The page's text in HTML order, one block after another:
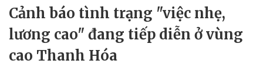
Cảnh báo tình trạng "việc nhẹ,
lương cao" đang tiếp diễn ở vùng
cao Thanh Hóa